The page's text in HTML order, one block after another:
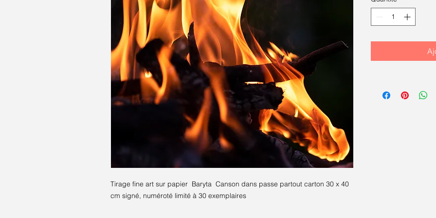
Tirage fine art sur papier Baryta Canson dans passe partout carton 30 x 40
cm signé, numéroté limité à 30 exemplaires